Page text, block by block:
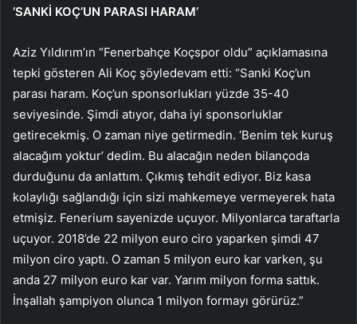
‘SANKİ KOÇ’UN PARASI HARAM’
Aziz Yıldırım’ın “Fenerbahçe Koçspor oldu” açıklamasına
tepki gösteren Ali Koç şöyledevam etti: “Sanki Koç’un
parası haram. Koç’un sponsorlukları yüzde 35-40
seviyesinde. Şimdi atıyor, daha iyi sponsorluklar
getirecekmiş. O zaman niye getirmedin. ‘Benim tek kuruş
alacağım yoktur’ dedim. Bu alacağın neden bilançoda
durduğunu da anlattım. Çıkmış tehdit ediyor. Biz kasa
kolaylığı sağlandığı için sizi mahkemeye vermeyerek hata
etmişiz. Fenerium sayenizde uçuyor. Milyonlarca taraftarla
uçuyor. 2018’de 22 milyon euro ciro yaparken şimdi 47
milyon ciro yaptı. O zaman 5 milyon euro kar varken, şu
anda 27 milyon euro kar var. Yarım milyon forma sattık.
İnşallah şampiyon olunca 1 milyon formayı görürüz.”